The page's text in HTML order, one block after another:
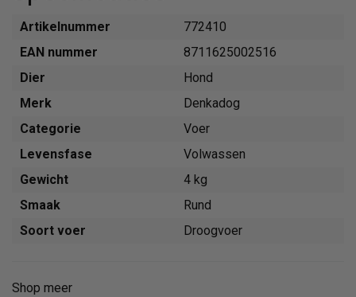
Artikelnummer
772410
EAN nummer
8711625002516
Dier
Hond
Merk
Denkadog
Categorie
Voer
Levensfase
Volwassen
Gewicht
4 kg
Smaak
Rund
Soort voer
Droogvoer
Shop meer